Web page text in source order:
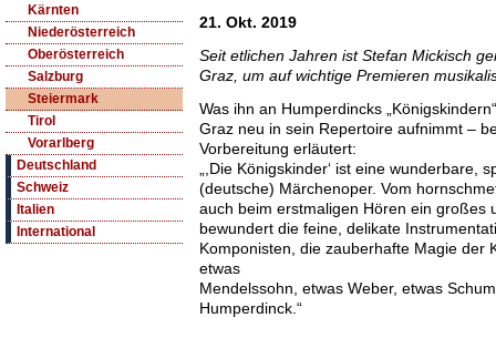
Kärnten
Niederösterreich
Oberösterreich
Salzburg
Steiermark
Tirol
Vorarlberg
Deutschland
Schweiz
Italien
International
21. Okt. 2019
Seit etlichen Jahren ist Stefan Mickisch
Graz, um auf wichtige Premieren
Was ihn an Humperdincks
Graz neu in sein Repertoire aufnimmt –
Vorbereitung erläutert:
„,Die Königskinder‘ ist eine wunderbare,
(deutsche) Märchenoper. Vom
auch beim erstmaligen Hören ein großes
bewundert die feine, delikate
Komponisten, die zauberhafte Magie der
etwas
Mendelssohn, etwas Weber, etwas
Humperdinck.“